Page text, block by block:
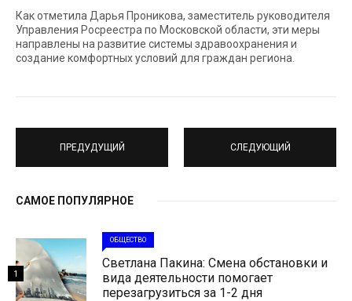
Как отметила Дарья Проникова, заместитель руководителя
Управления Росреестра по Московской области, эти меры
направлены на развитие системы здравоохранения и
создание комфортных условий для граждан региона.
ПРЕДУДУЩИЙ СЛЕДУЮЩИЙ
САМОЕ ПОПУЛЯРНОЕ
ОБЩЕСТВО
Светлана Пакина: Смена обстановки и
вида деятельности помогает
перезагрузиться за 1-2 дня
1